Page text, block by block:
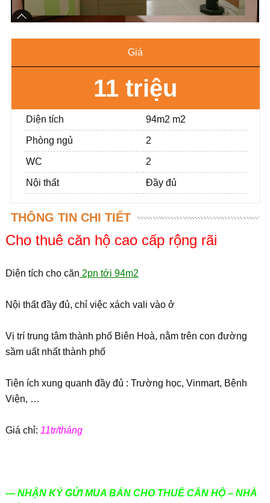
Giá
11 triệu
Diện tích 94m2 m2
Phòng ngủ 2
WC 2
Nội thất Đầy đủ
THÔNG TIN CHI TIẾT
Cho thuê căn hộ cao cấp rộng rãi
Diện tích cho căn 2pn tới 94m2
Nội thất đầy đủ, chỉ việc xách vali vào ở
Vị trí trung tâm thành phố Biên Hoà, nằm trên con đường
sầm uất nhất thành phố
Tiện ích xung quanh đầy đủ : Trường học, Vinmart, Bệnh
Viện, …
Giá chỉ: 11tr/tháng
— NHẬN KÝ GỬI MUA BÁN CHO THUÊ CĂN HỘ – NHÀ